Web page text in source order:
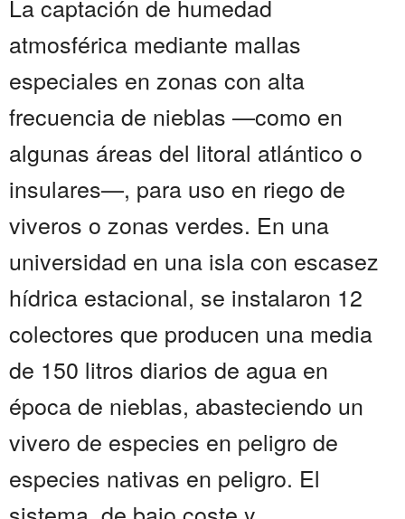
La captación de humedad
atmosférica mediante mallas
especiales en zonas con alta
frecuencia de nieblas —como en
algunas áreas del litoral atlántico o
insulares—, para uso en riego de
viveros o zonas verdes. En una
universidad en una isla con escasez
hídrica estacional, se instalaron 12
colectores que producen una media
de 150 litros diarios de agua en
época de nieblas, abasteciendo un
vivero de especies en peligro de
especies nativas en peligro. El